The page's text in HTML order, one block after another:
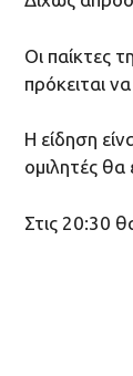
Οι παίκτες
πρόκειται
Η είδηση
ομιλητές
Στις 20:30